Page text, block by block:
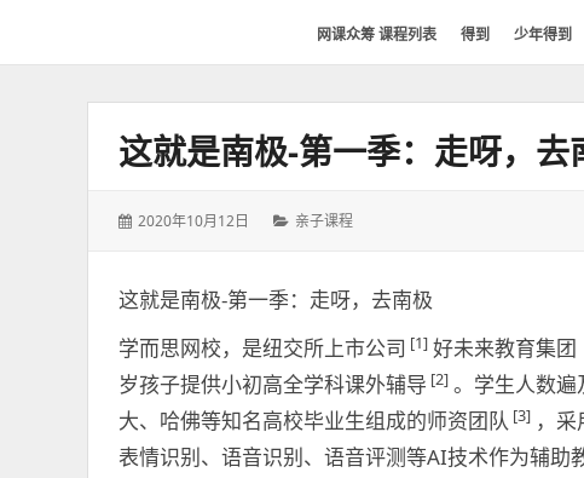
课
群-
网课众筹 课程列表 得到 少年得到
这就是南极-第一季：走呀，去
发
2020年10月12日
分
亲子课程
这就是南极-第一季：走呀，去南极
学而思网校，是纽交所上市公司 [1] 好未来教育集团
岁孩子提供小初高全学科课外辅导 [2] 。学生人数
大、哈佛等知名高校毕业生组成的师资团队 [3] ，采
表情识别、语音识别、语音评测等AI技术作为辅